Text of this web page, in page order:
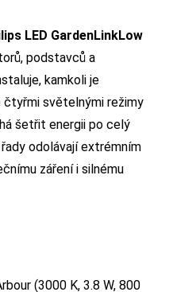
LED GardenLinkLow
podstavců a
kamkoli je
světelnými režimy
šetřit energii po celý
odolávají extrémním
záření i silnému
(3000 K, 3.8 W, 800